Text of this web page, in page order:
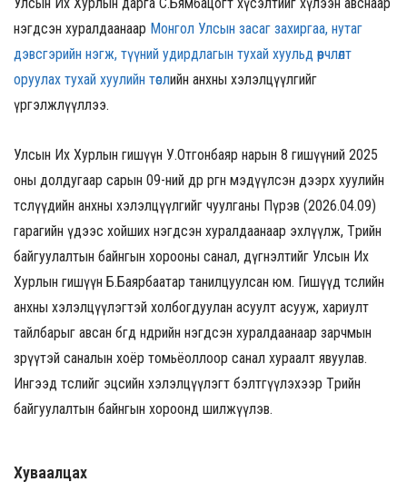
нэгдсэн хуралдаанаар Монгол Улсын засаг захиргаа, нутаг
дэвсгэрийн нэгж, түүний удирдлагын тухай хуульд өөрчлөлт
оруулах тухай хуулийн төслийн анхны хэлэлцүүлгийг
үргэлжлүүллээ.
Улсын Их Хурлын гишүүн У.Отгонбаяр нарын 8 гишүүний 2025
оны долдугаар сарын 09-ний өдөр өргөн мэдүүлсэн дээрх хуулийн
төслүүдийн анхны хэлэлцүүлгийг чуулганы Пүрэв (2026.04.09)
гарагийн үдээс хойших нэгдсэн хуралдаанаар эхлүүлж, Төрийн
байгуулалтын байнгын хорооны санал, дүгнэлтийг Улсын Их
Хурлын гишүүн Б.Баярбаатар танилцуулсан юм. Гишүүд төслийн
анхны хэлэлцүүлэгтэй холбогдуулан асуулт асууж, хариулт
тайлбарыг авсан бөгөөд өнөөдрийн нэгдсэн хуралдаанаар зарчмын
зөрүүтэй саналын хоёр томьёоллоор санал хураалт явуулав.
Ингээд төслийг эцсийн хэлэлцүүлэгт бэлтгүүлэхээр Төрийн
байгуулалтын байнгын хороонд шилжүүлэв.
Хуваалцах